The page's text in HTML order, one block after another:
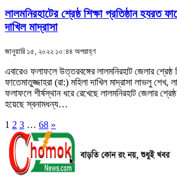
লালমনিরহাটের শ্রেষ্ঠ শিক্ষা প্রতিষ্ঠান হযরত
দাখিল মাদ্রাসা
জানুয়ারি ১৫, ২০২২ ১০:৪৪ অপরাহ্ণ
এবারেও ফলাফলে উত্তরবঙ্গের লালমনিরহাট জেলার শ্রেষ্ঠ
ফাতেমাতুজ্জাহরা (রা:) মহিলা দাখিল মাদ্রাসা লাভলু
ফলাফলে শীর্ষস্থান ধরে রেখেছে লালমনিরহাট জেলার শ্রেষ্ঠ
হয়েছে স্বনামধন্য…
1 2 3 … 68 »